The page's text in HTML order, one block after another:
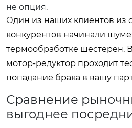
не опция.
Один из наших клиентов из
конкурентов начинали
термообработке
мотор-редуктор проходит
попадание брака в вашу
Сравнение
выгоднее